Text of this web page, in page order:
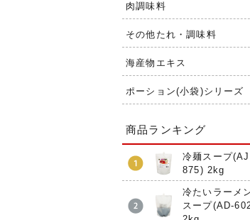
肉調味料
その他たれ・調味料
海産物エキス
ポーション(小袋)シリーズ
商品ランキング
冷麺スープ
875) 2kg
冷たいラーメ
スープ(AD-